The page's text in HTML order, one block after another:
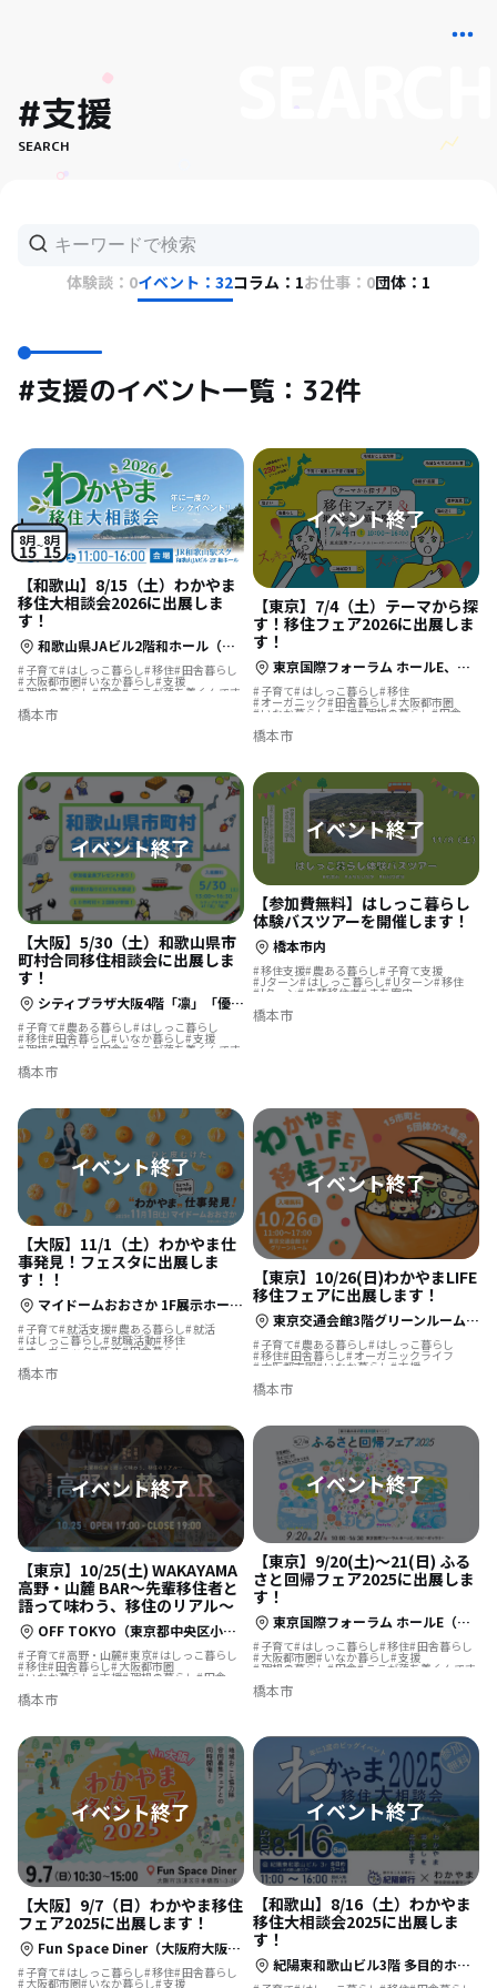
#支援
SEARCH
体験談：0イベント：32コラム：1お仕事：0団体：1
#支援のイベント一覧：32件
8月
15
8月
15
【和歌山】8/15（土）わかやま
移住大相談会2026に出展しま
す！
和歌山県JAビル2階和ホール（和歌山市美園町5丁目1-1）
子育て はしっこ暮らし 移住 田舎暮らし
大阪都市圏 いなか暮らし 支援
理想の暮らし 田舎 ここが落ち着くんです
橋本市
【東京】7/4（土）テーマから探
す！移住フェア2026に出展しま
す！
東京国際フォーラム ホールE、ロビーギャラリー（千代田区丸の内3丁目5番1号）
子育て はしっこ暮らし 移住
オーガニック 田舎暮らし 大阪都市圏
いなか暮らし 支援 理想の暮らし 田舎
橋本市
【大阪】5/30（土）和歌山県市
町村合同移住相談会に出展しま
す！
シティプラザ大阪4階「凛」「優」(大阪市中央区本町橋2-31)
子育て 農ある暮らし はしっこ暮らし
移住 田舎暮らし いなか暮らし 支援
理想の暮らし 田舎 ここが落ち着くんです
橋本市
【参加費無料】はしっこ暮らし
体験バスツアーを開催します！
橋本市内
移住支援 農ある暮らし 子育て支援
Jターン はしっこ暮らし Uターン 移住
Iターン 先輩移住者 まち案内
ここが落ち着くんです
橋本市
【大阪】11/1（土）わかやま仕
事発見！フェスタに出展しま
す！！
マイドームおおさか 1F展示ホールA(大阪市中央区本町橋2番5号)
子育て 就活支援 農ある暮らし 就活
はしっこ暮らし 就職活動 移住
オーガニック 新卒 田舎暮らし
理想の暮らし
橋本市
【東京】10/26(日)わかやまLIFE
移住フェアに出展します！
東京交通会館3階グリーンルーム（東京都千代田区有楽町2丁目10-1）
子育て 農ある暮らし はしっこ暮らし
移住 田舎暮らし オーガニックライフ
大阪都市圏 いなか暮らし 支援
橋本市
【東京】10/25(土) WAKAYAMA
高野・山麓 BAR～先輩移住者と
語って味わう、移住のリアル～
OFF TOKYO（東京都中央区小伝馬町21-2 2F）
子育て 高野・山麓 東京 はしっこ暮らし
移住 田舎暮らし 大阪都市圏
いなか暮らし 支援 理想の暮らし 田舎
橋本市
【東京】9/20(土)～21(日) ふる
さと回帰フェア2025に出展しま
す！
東京国際フォーラム ホールE（地下2階）、ロビーギャラリー（地下1階）
子育て はしっこ暮らし 移住 田舎暮らし
大阪都市圏 いなか暮らし 支援
理想の暮らし 田舎 ここが落ち着くんです
橋本市
【大阪】9/7（日）わかやま移住
フェア2025に出展します！
Fun Space Diner（大阪府大阪市浪速区日本橋西1-3-26）
子育て はしっこ暮らし 移住 田舎暮らし
大阪都市圏 いなか暮らし 支援
【和歌山】8/16（土）わかやま
移住大相談会2025に出展しま
す！
紀陽東和歌山ビル3階 多目的ホール※紀陽銀行東和歌山支店（和歌山市友田町4丁目123）